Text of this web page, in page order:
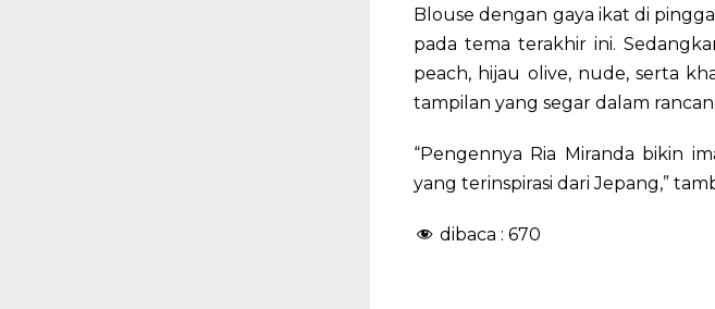
Blouse dengan gaya ikat di
pada tema terakhir ini.
peach, hijau olive, nude, serta
tampilan yang segar dalam
“Pengennya Ria Miranda bikin
yang terinspirasi dari Jepang,”
dibaca : 670